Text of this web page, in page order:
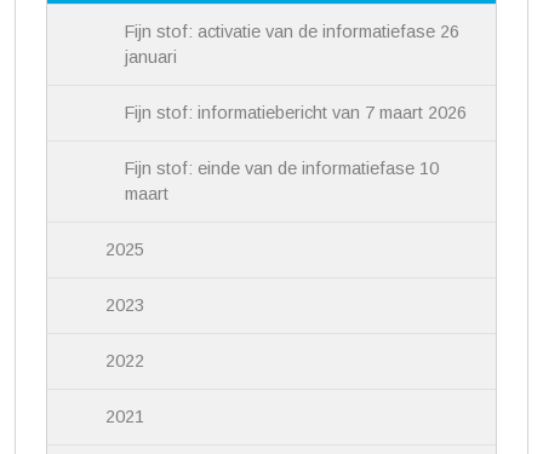
Fijn stof: activatie van de informatiefase 26
januari
Fijn stof: informatiebericht van 7 maart 2026
Fijn stof: einde van de informatiefase 10
maart
2025
2023
2022
2021